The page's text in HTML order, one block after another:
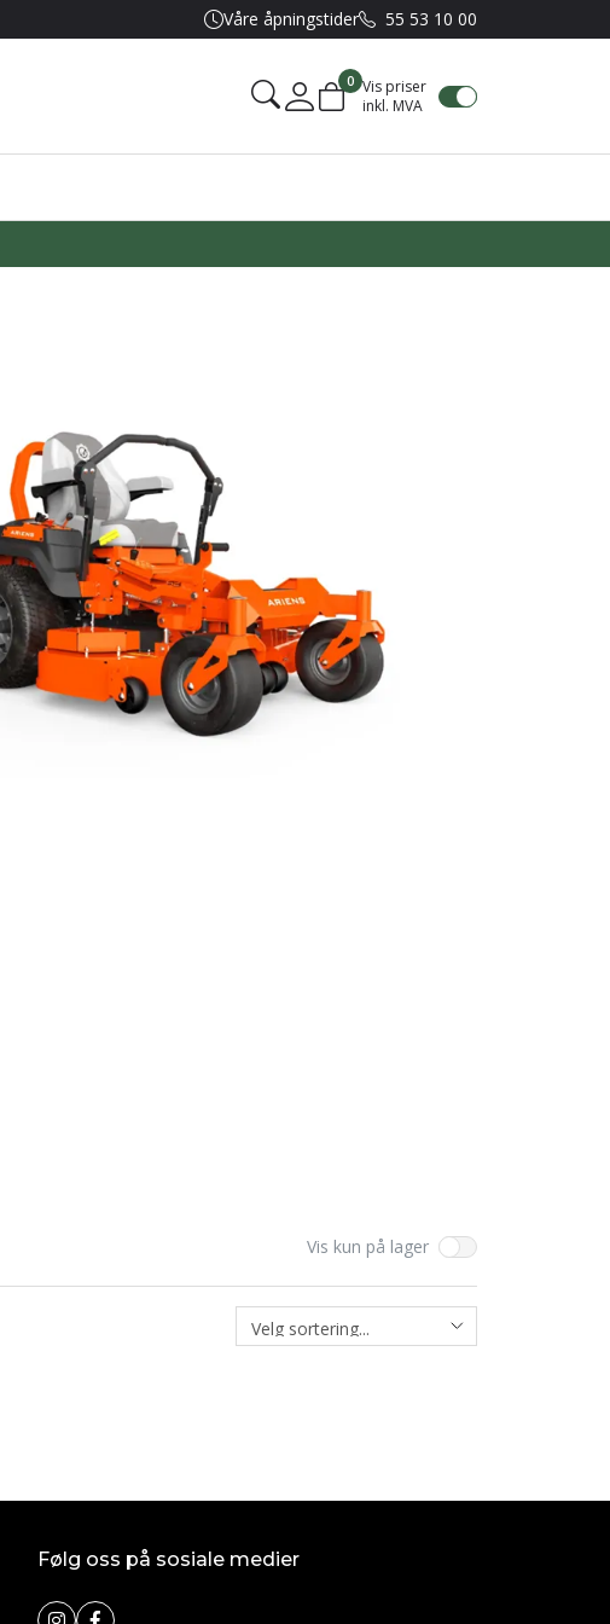
Våre åpningstider 55 53 10 00
Mine sider
0 Vis priser
inkl. MVA
Vis kun på lager
Følg oss på sosiale medier